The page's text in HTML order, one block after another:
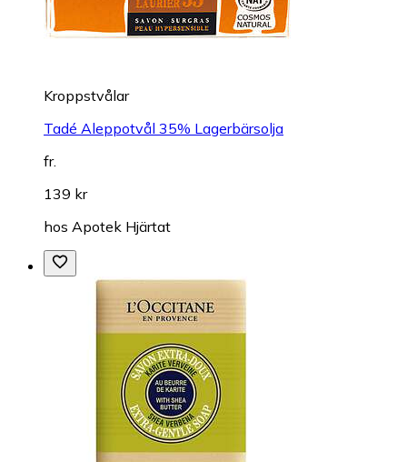
Kroppstvålar
Tadé Aleppotvål 35% Lagerbärsolja
fr.
139 kr
hos Apotek Hjärtat